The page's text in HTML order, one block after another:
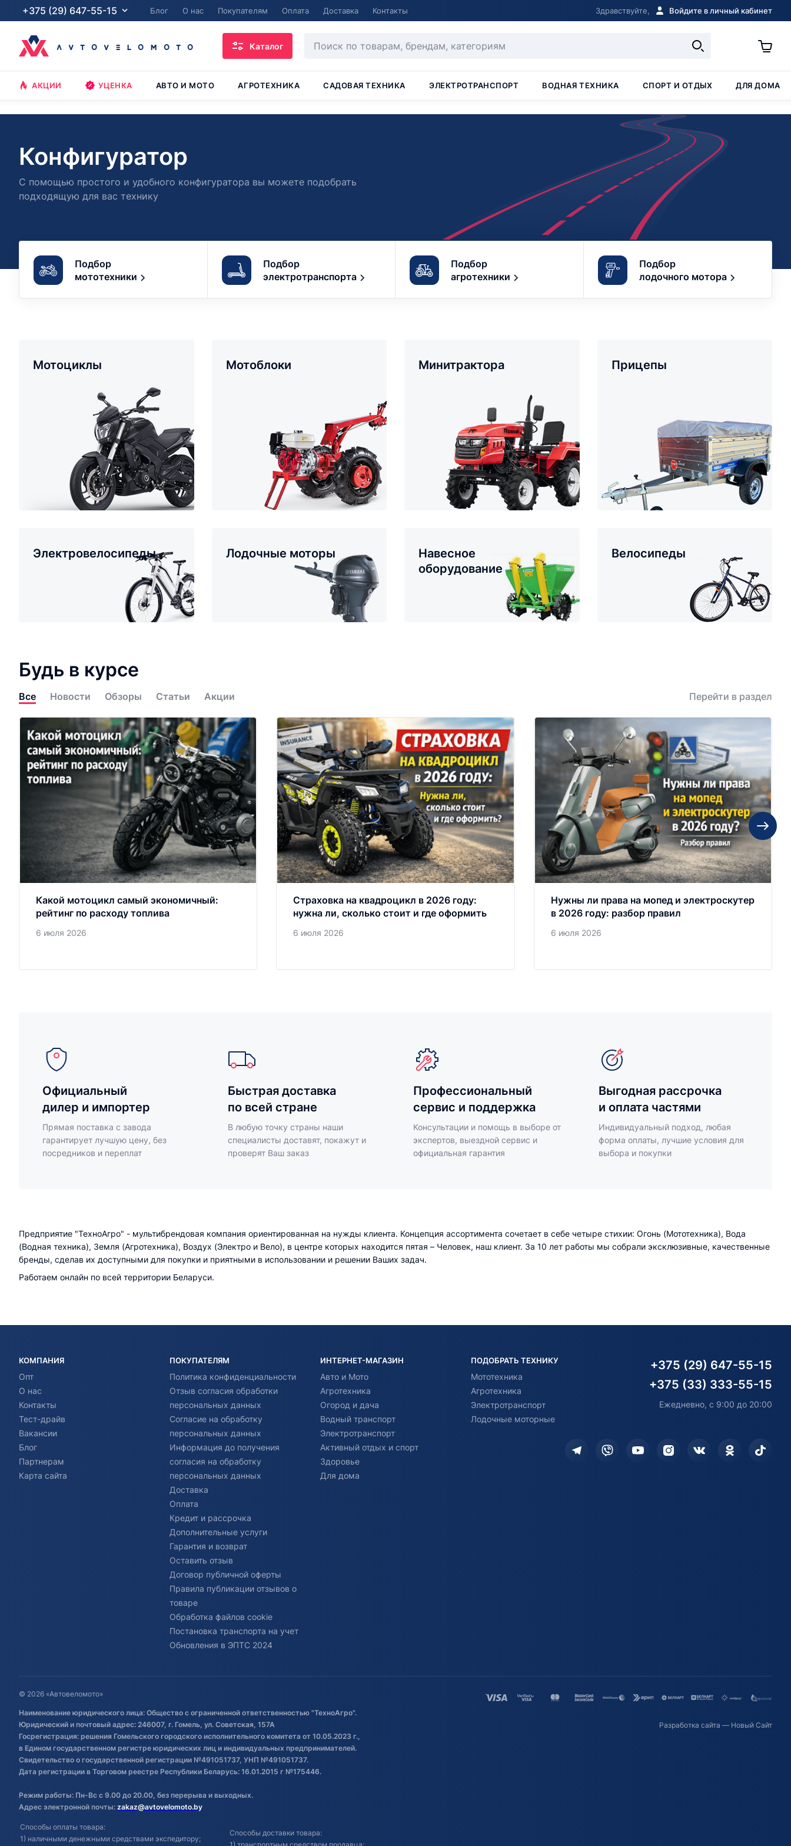
+375 (29) 647-55-15 Блог О нас Покупателям Оплата Доставка Контакты Здравствуйте, Войдите в личный кабинет
Каталог
АКЦИИ УЦЕНКА АВТО И МОТО АГРОТЕХНИКА САДОВАЯ ТЕХНИКА ЭЛЕКТРОТРАНСПОРТ ВОДНАЯ ТЕХНИКА СПОРТ И ОТДЫХ ДЛЯ ДОМА
Конфигуратор
С помощью простого и удобного конфигуратора вы можете подобрать
подходящую для вас технику
Подбор
мототехники
Подбор
электротранспорта
Подбор
агротехники
Подбор
лодочного мотора
Мотоциклы Мотоблоки Минитрактора Прицепы
Электровелосипеды Лодочные моторы
Навесное
оборудование
Велосипеды
Будь в курсе
Все Новости Обзоры Статьи Акции Перейти в раздел
Какой мотоцикл самый экономичный:
рейтинг по расходу топлива
6 июля 2026
Страховка на квадроцикл в 2026 году:
нужна ли, сколько стоит и где оформить
6 июля 2026
Нужны ли права на мопед и электроскутер
в 2026 году: разбор правил
6 июля 2026
Официальный
дилер и импортер
Прямая поставка с завода
гарантирует лучшую цену, без
посредников и переплат
Быстрая доставка
по всей стране
В любую точку страны наши
специалисты доставят, покажут и
проверят Ваш заказ
Профессиональный
сервис и поддержка
Консультации и помощь в выборе от
экспертов, выездной сервис и
официальная гарантия
Выгодная рассрочка
и оплата частями
Индивидуальный подход, любая
форма оплаты, лучшие условия для
выбора и покупки
Предприятие "ТехноАгро" - мультибрендовая компания ориентированная на нужды клиента. Концепция ассортимента сочетает в себе четыре стихии: Огонь (Мототехника), Вода
(Водная техника), Земля (Агротехника), Воздух (Электро и Вело), в центре которых находится пятая – Человек, наш клиент. За 10 лет работы мы собрали эксклюзивные, качественные
бренды, сделав их доступными для покупки и приятными в использовании и решении Ваших задач.
Работаем онлайн по всей территории Беларуси.
КОМПАНИЯ
Опт
О нас
Контакты
Тест-драйв
Вакансии
Блог
Партнерам
Карта сайта
ПОКУПАТЕЛЯМ
Политика конфиденциальности
Отзыв согласия обработки
персональных данных
Согласие на обработку
персональных данных
Информация до получения
согласия на обработку
персональных данных
Доставка
Оплата
Кредит и рассрочка
Дополнительные услуги
Гарантия и возврат
Оставить отзыв
Договор публичной оферты
Правила публикации отзывов о
товаре
Обработка файлов cookie
Постановка транспорта на учет
Обновления в ЭПТС 2024
ИНТЕРНЕТ-МАГАЗИН
Авто и Мото
Агротехника
Огород и дача
Водный транспорт
Электротранспорт
Активный отдых и спорт
Здоровье
Для дома
ПОДОБРАТЬ ТЕХНИКУ
Мототехника
Агротехника
Электротранспорт
Лодочные моторные
+375 (29) 647-55-15
+375 (33) 333-55-15
Ежедневно, с 9:00 до 20:00
© 2026 «Автовеломото»
Наименование юридического лица: Общество с ограниченной ответственностью "ТехноАгро".
Юридический и почтовый адрес: 246007, г. Гомель, ул. Советская, 157А
Госрегистрация: решения Гомельского городского исполнительного комитета от 10.05.2023 г.,
в Едином государственном регистре юридических лиц и индивидуальных предпринимателей.
Свидетельство о государственной регистрации №491051737, УНП №491051737.
Дата регистрации в Торговом реестре Республики Беларусь: 16.01.2015 г №175446.
Режим работы: Пн-Вс с 9.00 до 20.00, без перерыва и выходных.
Адрес электронной почты: zakaz@avtovelomoto.by
Способы оплаты товара:
1) наличными денежными средствами экспедитору;
Способы доставки товара:
Разработка сайта — Новый Сайт